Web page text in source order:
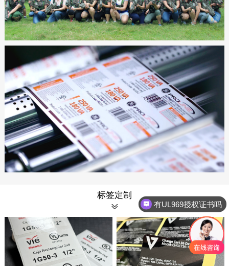
标签定制
有UL969授权证书吗
你们是怎么收费的呢